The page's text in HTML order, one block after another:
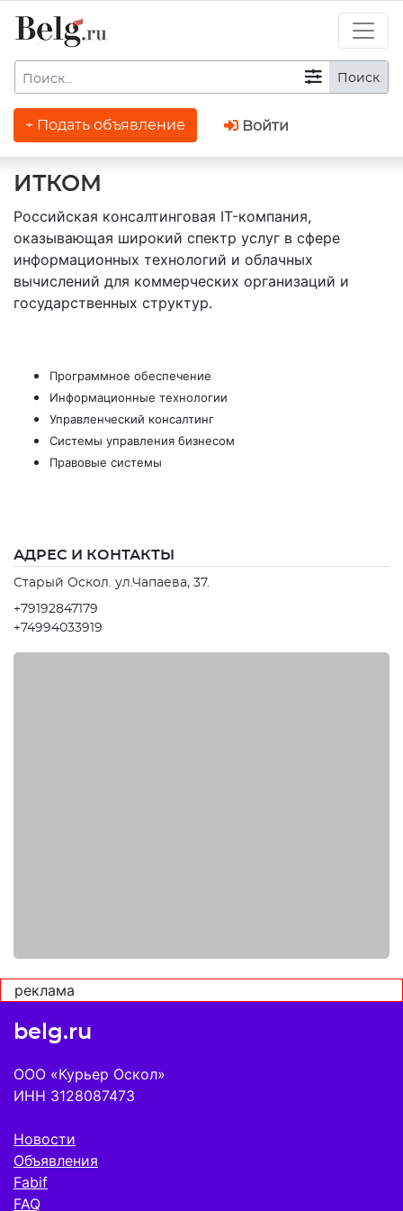
Поиск
+ Подать объявление Войти
ИТКОМ
Российская консалтинговая IT-компания,
оказывающая широкий спектр услуг в сфере
информационных технологий и облачных
вычислений для коммерческих организаций и
государственных структур.
Программное обеспечение
Информационные технологии
Управленческий консалтинг
Системы управления бизнесом
Правовые системы
АДРЕС И КОНТАКТЫ
Старый Оскол. ул.Чапаева, 37.
+79192847179
+74994033919
реклама
belg.ru
ООО «Курьер Оскол»
ИНН 3128087473
Новости
Объявления
Fabif
FAQ